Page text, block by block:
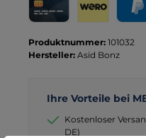
Produktnummer: 101032
Hersteller: Asid Bonz
Ihre Vorteile bei
Kostenloser
DE)